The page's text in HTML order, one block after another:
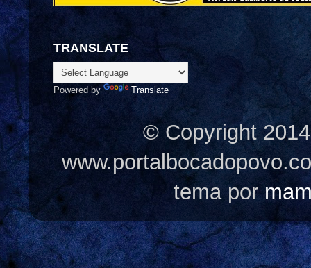
TRANSLATE
Powered by Translate
© Copyright
tema por